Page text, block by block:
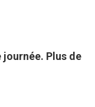
Plus de